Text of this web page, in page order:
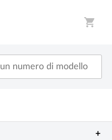
shopping_cart